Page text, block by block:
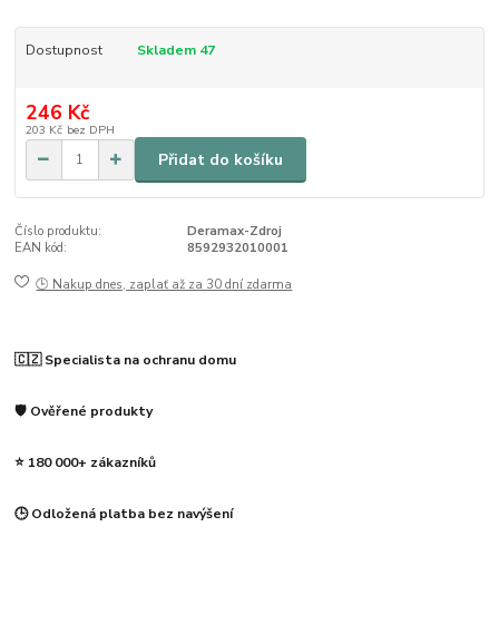
Dostupnost Skladem 47
246 Kč
203 Kč bez DPH
Přidat do košíku
Číslo produktu:
Deramax-Zdroj
EAN kód:
8592932010001
🕒 Nakup dnes, zaplať až za 30 dní zdarma
🇨🇿 Specialista na ochranu domu
🛡️ Ověřené produkty
⭐ 180 000+ zákazníků
🕒 Odložená platba bez navýšení